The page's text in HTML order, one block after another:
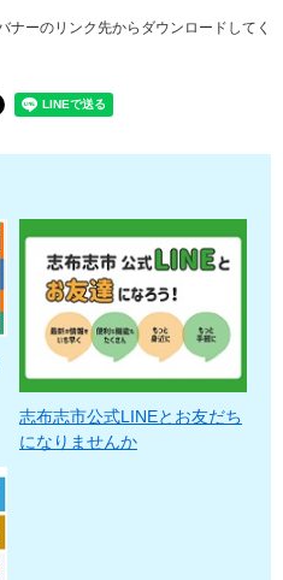
ーのリンク先からダウンロードしてく
志布志市公式LINEとお友だち
になりませんか